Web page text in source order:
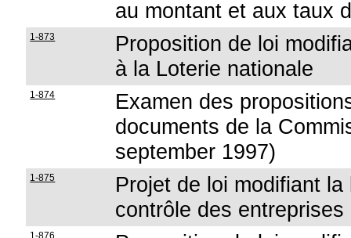
au montant et aux taux
1-873
Proposition de loi
à la Loterie nationale
1-874
Examen des
documents de la
september 1997)
1-875
Projet de loi modifiant
contrôle des
1-876